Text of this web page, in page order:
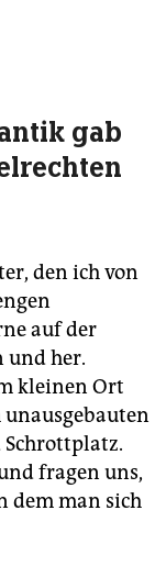
gab
den ich von
auf der
und her.
kleinen Ort
Schrottplatz.
fragen uns,
dem man sich